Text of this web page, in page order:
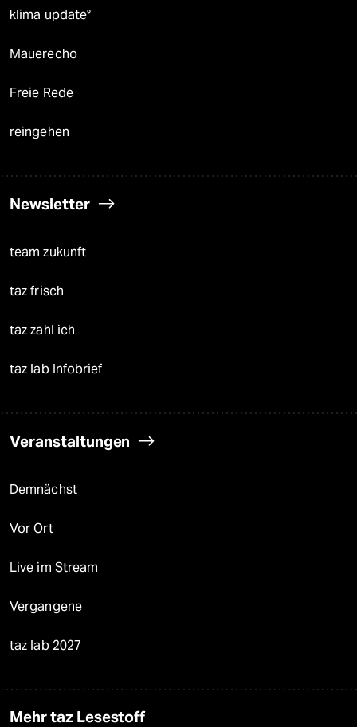
klima update°
Mauerecho
Freie Rede
reingehen
Newsletter
team zukunft
taz frisch
taz zahl ich
taz lab Infobrief
Veranstaltungen
Demnächst
Vor Ort
Live im Stream
Vergangene
taz lab 2027
Mehr taz Lesestoff